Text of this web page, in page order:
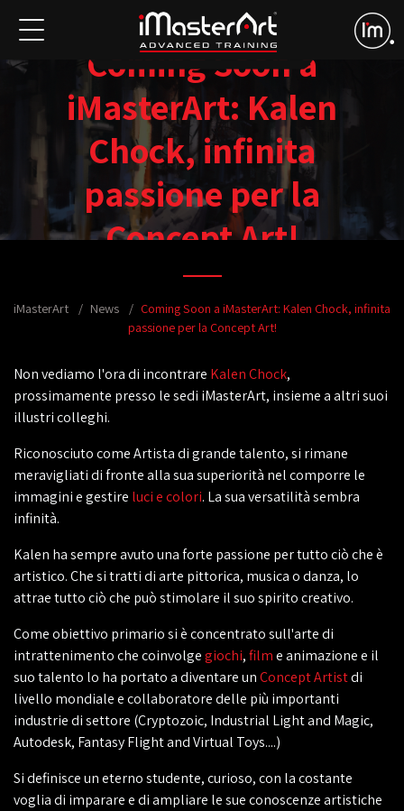
Coming Soon a
iMasterArt: Kalen
Chock, infinita
passione per la
Concept Art!
iMasterArt News
Coming Soon a iMasterArt: Kalen Chock, infinita
passione per la Concept Art!
Non vediamo l'ora di incontrare Kalen Chock,
prossimamente presso le sedi iMasterArt, insieme a altri suoi
illustri colleghi.
Riconosciuto come Artista di grande talento, si rimane
meravigliati di fronte alla sua superiorità nel comporre le
immagini e gestire luci e colori. La sua versatilità sembra
infinità.
Kalen ha sempre avuto una forte passione per tutto ciò che è
artistico. Che si tratti di arte pittorica, musica o danza, lo
attrae tutto ciò che può stimolare il suo spirito creativo.
Come obiettivo primario si è concentrato sull'arte di
intrattenimento che coinvolgegiochi,filme animazione e il
suo talento lo ha portato a diventare unConcept Artistdi
livello mondiale e collaboratore delle più importanti
industrie di settore (Cryptozoic, Industrial Light and Magic,
Autodesk, Fantasy Flight and Virtual Toys....)
Si definisce un eterno studente, curioso, con la costante
voglia di imparare e di ampliare le sue conoscenze artistiche